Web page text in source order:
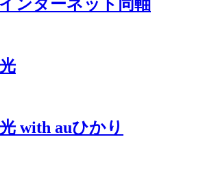
ンターネット同軸
with auひかり